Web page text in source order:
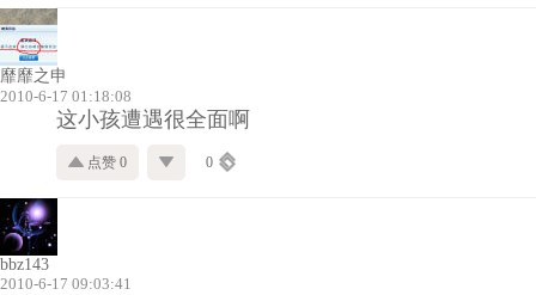
靡靡之申
2010-6-17 01:18:08
这小孩遭遇很全面啊
点赞 0 0
bbz143
2010-6-17 09:03:41